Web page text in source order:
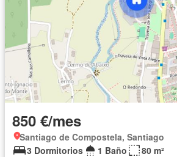
850 €/mes
Santiago de Compostela, Santiago
3 Dormitorios
1 Baño
80 m²